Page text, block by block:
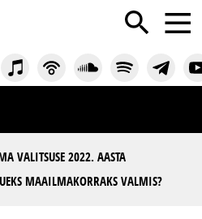
VALITSUSE 2022. AASTA
MAAILMAKORRAKS VALMIS?